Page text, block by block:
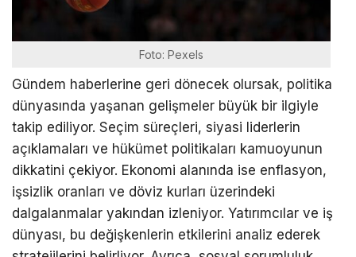
Foto: Pexels
Gündem haberlerine geri dönecek olursak, politika
dünyasında yaşanan gelişmeler büyük bir ilgiyle
takip ediliyor. Seçim süreçleri, siyasi liderlerin
açıklamaları ve hükümet politikaları kamuoyunun
dikkatini çekiyor. Ekonomi alanında ise enflasyon,
işsizlik oranları ve döviz kurları üzerindeki
dalgalanmalar yakından izleniyor. Yatırımcılar ve iş
dünyası, bu değişkenlerin etkilerini analiz ederek